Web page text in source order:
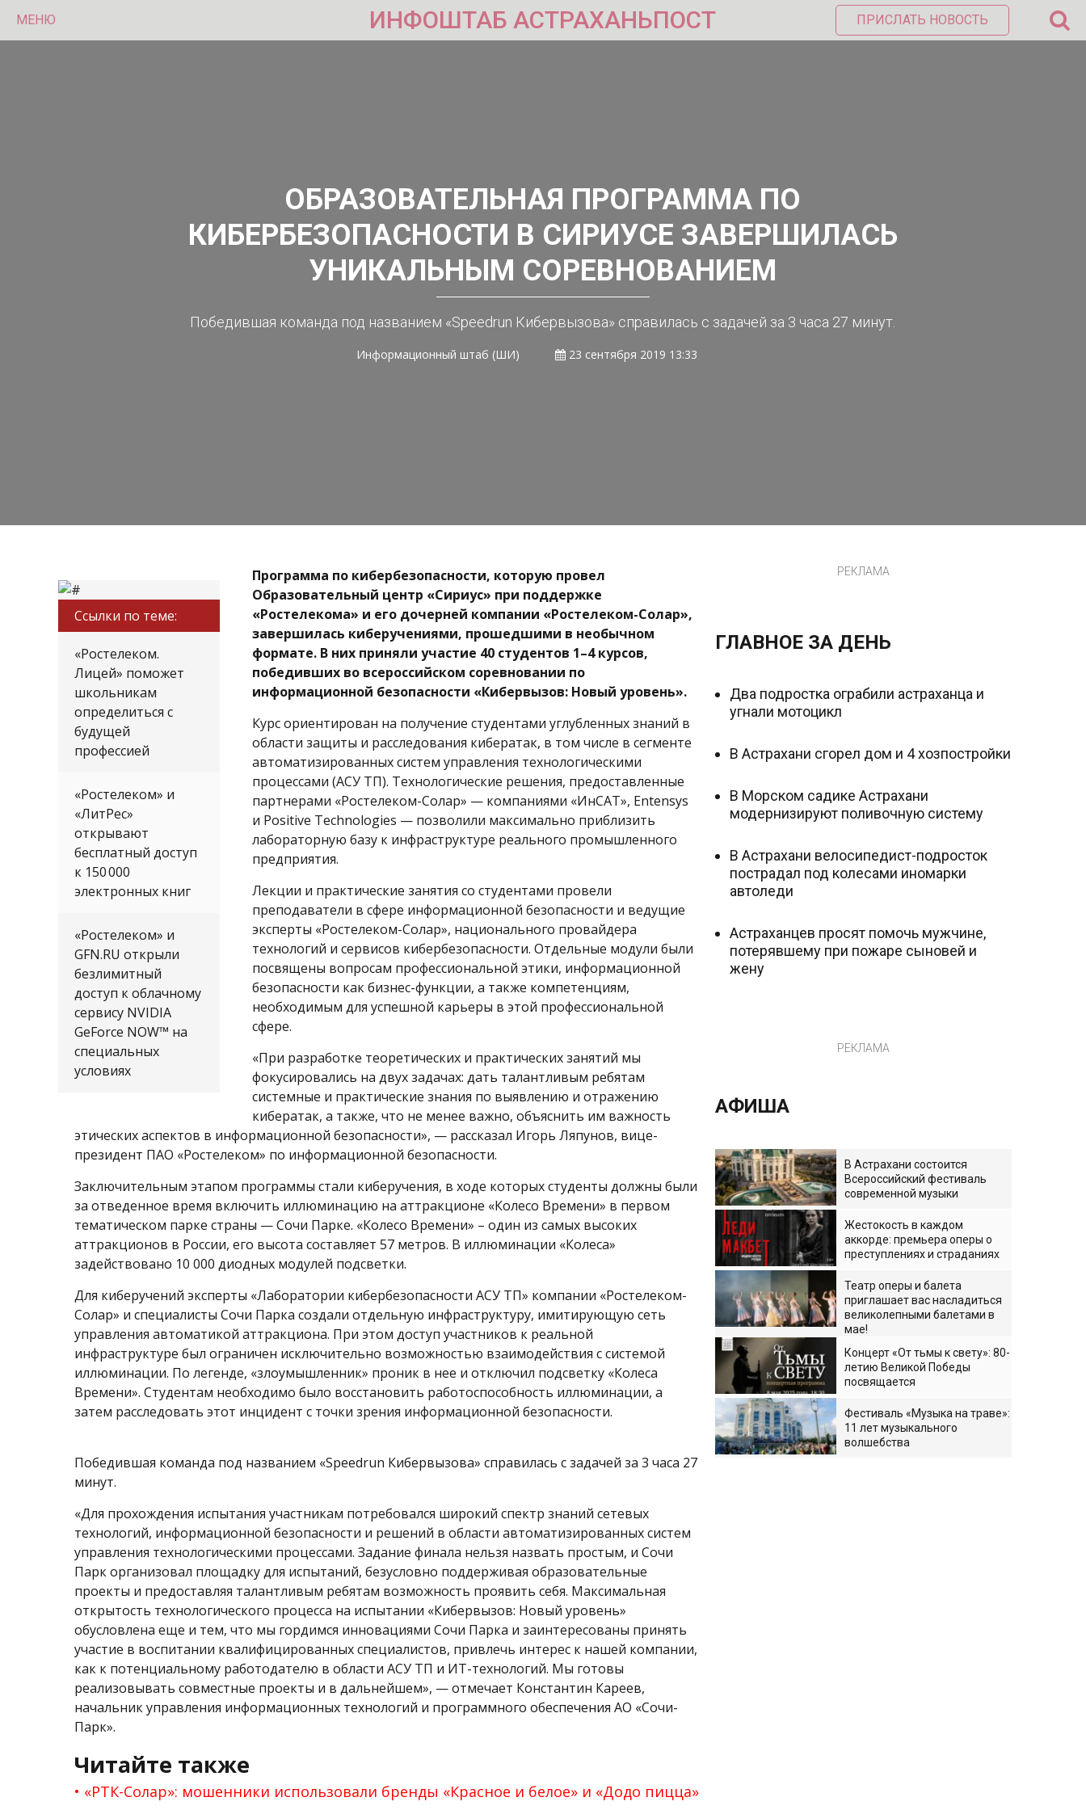
МЕНЮ ИНФОШТАБ АСТРАХАНЬПОСТ ПРИСЛАТЬ НОВОСТЬ
ОБРАЗОВАТЕЛЬНАЯ ПРОГРАММА ПО
КИБЕРБЕЗОПАСНОСТИ В СИРИУСЕ ЗАВЕРШИЛАСЬ
УНИКАЛЬНЫМ СОРЕВНОВАНИЕМ
Победившая команда под названием «Speedrun Кибервызова» справилась с задачей за 3 часа 27 минут.
Информационный штаб (ШИ) 23 сентября 2019 13:33
Ссылки по теме:
«Ростелеком.
Лицей» поможет
школьникам
определиться с
будущей
профессией
«Ростелеком» и
«ЛитРес»
открывают
бесплатный доступ
к 150 000
электронных книг
«Ростелеком» и
GFN.RU открыли
безлимитный
доступ к облачному
сервису NVIDIA
GeForce NOW™ на
специальных
условиях
Программа по кибербезопасности, которую провел
Образовательный центр «Сириус» при поддержке
«Ростелекома» и его дочерней компании «Ростелеком-Солар»,
завершилась киберучениями, прошедшими в необычном
формате. В них приняли участие 40 студентов 1–4 курсов,
победивших во всероссийском соревновании по
информационной безопасности «Кибервызов: Новый уровень».
Курс ориентирован на получение студентами углубленных знаний в
области защиты и расследования кибератак, в том числе в сегменте
автоматизированных систем управления технологическими
процессами (АСУ ТП). Технологические решения, предоставленные
партнерами «Ростелеком-Солар» — компаниями «ИнСАТ», Entensys
и Positive Technologies — позволили максимально приблизить
лабораторную базу к инфраструктуре реального промышленного
предприятия.
Лекции и практические занятия со студентами провели
преподаватели в сфере информационной безопасности и ведущие
эксперты «Ростелеком-Солар», национального провайдера
технологий и сервисов кибербезопасности. Отдельные модули были
посвящены вопросам профессиональной этики, информационной
безопасности как бизнес-функции, а также компетенциям,
необходимым для успешной карьеры в этой профессиональной
сфере.
«При разработке теоретических и практических занятий мы
фокусировались на двух задачах: дать талантливым ребятам
системные и практические знания по выявлению и отражению
кибератак, а также, что не менее важно, объяснить им важность
этических аспектов в информационной безопасности», — рассказал Игорь Ляпунов, вице-
президент ПАО «Ростелеком» по информационной безопасности.
Заключительным этапом программы стали киберучения, в ходе которых студенты должны были
за отведенное время включить иллюминацию на аттракционе «Колесо Времени» в первом
тематическом парке страны — Сочи Парке. «Колесо Времени» – один из самых высоких
аттракционов в России, его высота составляет 57 метров. В иллюминации «Колеса»
задействовано 10 000 диодных модулей подсветки.
Для киберучений эксперты «Лаборатории кибербезопасности АСУ ТП» компании «Ростелеком-
Солар» и специалисты Сочи Парка создали отдельную инфраструктуру, имитирующую сеть
управления автоматикой аттракциона. При этом доступ участников к реальной
инфраструктуре был ограничен исключительно возможностью взаимодействия с системой
иллюминации. По легенде, «злоумышленник» проник в нее и отключил подсветку «Колеса
Времени». Студентам необходимо было восстановить работоспособность иллюминации, а
затем расследовать этот инцидент с точки зрения информационной безопасности.
Победившая команда под названием «Speedrun Кибервызова» справилась с задачей за 3 часа 27
минут.
«Для прохождения испытания участникам потребовался широкий спектр знаний сетевых
технологий, информационной безопасности и решений в области автоматизированных систем
управления технологическими процессами. Задание финала нельзя назвать простым, и Сочи
Парк организовал площадку для испытаний, безусловно поддерживая образовательные
проекты и предоставляя талантливым ребятам возможность проявить себя. Максимальная
открытость технологического процесса на испытании «Кибервызов: Новый уровень»
обусловлена еще и тем, что мы гордимся инновациями Сочи Парка и заинтересованы принять
участие в воспитании квалифицированных специалистов, привлечь интерес к нашей компании,
как к потенциальному работодателю в области АСУ ТП и ИТ-технологий. Мы готовы
реализовывать совместные проекты и в дальнейшем», — отмечает Константин Кареев,
начальник управления информационных технологий и программного обеспечения АО «Сочи-
Парк».
Читайте также
«РТК-Солар»: мошенники использовали бренды «Красное и белое» и «Додо пицца»
РЕКЛАМА
ГЛАВНОЕ ЗА ДЕНЬ
Два подростка ограбили астраханца и
угнали мотоцикл
В Астрахани сгорел дом и 4 хозпостройки
В Морском садике Астрахани
модернизируют поливочную систему
В Астрахани велосипедист-подросток
пострадал под колесами иномарки
автоледи
Астраханцев просят помочь мужчине,
потерявшему при пожаре сыновей и
жену
РЕКЛАМА
АФИША
В Астрахани состоится
Всероссийский фестиваль
современной музыки
Жестокость в каждом
аккорде: премьера оперы о
преступлениях и страданиях
Театр оперы и балета
приглашает вас насладиться
великолепными балетами в
мае!
Концерт «От тьмы к свету»: 80-
летию Великой Победы
посвящается
Фестиваль «Музыка на траве»:
11 лет музыкального
волшебства